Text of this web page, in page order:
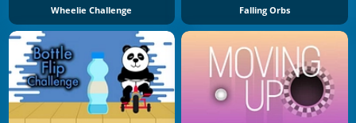
Wheelie Challenge Falling Orbs